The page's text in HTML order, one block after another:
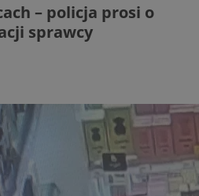
– policja prosi o
sprawcy